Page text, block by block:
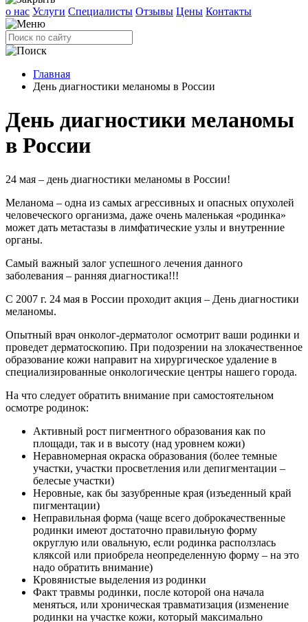
о нас Услуги Специалисты Отзывы Цены Контакты
Главная
День диагностики меланомы в России
День диагностики меланомы
в России
24 мая – день диагностики меланомы в России!
Меланома – одна из самых агрессивных и опасных опухолей
человеческого организма, даже очень маленькая «родинка»
может дать метастазы в лимфатические узлы и внутренние
органы.
Самый важный залог успешного лечения данного
заболевания – ранняя диагностика!!!
С 2007 г. 24 мая в России проходит акция – День диагностики
меланомы.
Опытный врач онколог-дерматолог осмотрит ваши родинки и
проведет дерматоскопию. При подозрении на злокачественное
образование кожи направит на хирургическое удаление в
специализированные онкологические центры нашего города.
На что следует обратить внимание при самостоятельном
осмотре родинок:
Активный рост пигментного образования как по
площади, так и в высоту (над уровнем кожи)
Неравномерная окраска образования (более темные
участки, участки просветления или депигментации –
белесые участки)
Неровные, как бы зазубренные края (изъеденный край
пигментации)
Неправильная форма (чаще всего доброкачественные
родинки имеют достаточно правильную форму
округлую или овальную, если родинка расползлась
кляксой или приобрела неопределенную форму – на это
надо обратить внимание)
Кровянистые выделения из родинки
Факт травмы родинки, после которой она начала
меняться, или хроническая травматизация (изменение
родинки на участке кожи, который максимально